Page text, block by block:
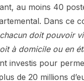
au moins 40
Dans ce
doit pouvoir
à domicile ou en
investis pour
de 20 millions